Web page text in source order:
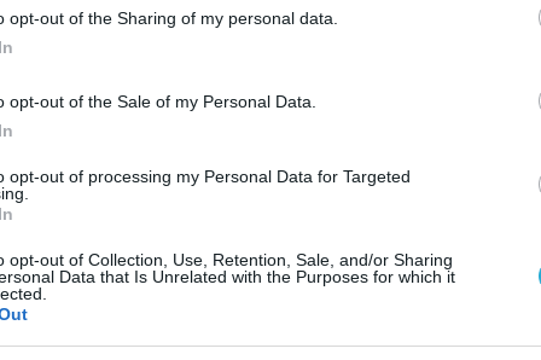
opt-out of the Sharing of my personal data.
opt-out of the Sale of my Personal Data.
opt-out of processing my Personal Data for Targeted
opt-out of Collection, Use, Retention, Sale, and/or Sharing
Data that Is Unrelated with the Purposes for which it
βελτιώσεις στην παραγωγή λευκού αυγού.
είναι ανώτερη λόγω της
της.
Newsκαι μάθετε πρώτοι όλες τις